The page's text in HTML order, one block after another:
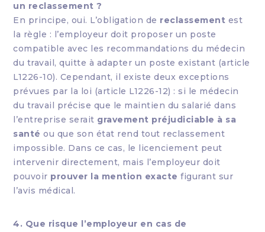
un reclassement ?
En principe, oui. L’obligation de reclassement est
la règle : l’employeur doit proposer un poste
compatible avec les recommandations du médecin
du travail, quitte à adapter un poste existant (article
L1226-10). Cependant, il existe deux exceptions
prévues par la loi (article L1226-12) : si le médecin
du travail précise que le maintien du salarié dans
l’entreprise serait gravement préjudiciable à sa
santé ou que son état rend tout reclassement
impossible. Dans ce cas, le licenciement peut
intervenir directement, mais l’employeur doit
pouvoir prouver la mention exacte figurant sur
l’avis médical.
4. Que risque l’employeur en cas de